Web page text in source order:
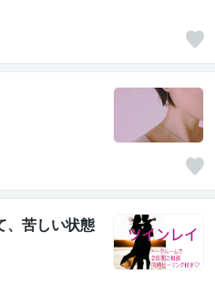
、苦しい状態